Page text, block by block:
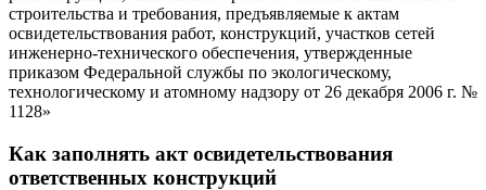
строительства и требования, предъявляемые к актам
освидетельствования работ, конструкций, участков сетей
инженерно-технического обеспечения, утвержденные
приказом Федеральной службы по экологическому,
технологическому и атомному надзору от 26 декабря 2006 г. №
1128»
Как заполнять акт освидетельствования
ответственных конструкций